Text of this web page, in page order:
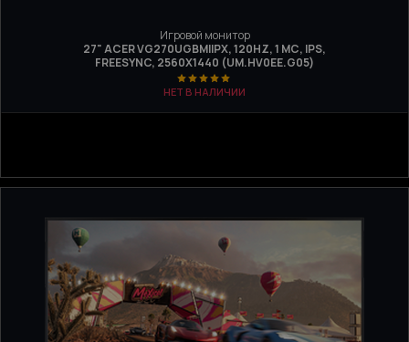
Игровой монитор
27" ACER VG270UGBMIIPX, 120HZ, 1 МС, IPS,
FREESYNC, 2560Х1440 (UM.HV0EE.G05)
НЕТ В НАЛИЧИИ